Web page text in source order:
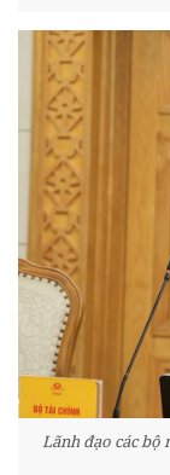
Lãnh đạo các bộ